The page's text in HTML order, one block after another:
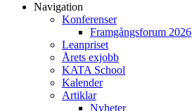
Navigation
Konferenser
Framgångsforum 2026
Leanpriset
Årets exjobb
KATA School
Kalender
Artiklar
Nyheter